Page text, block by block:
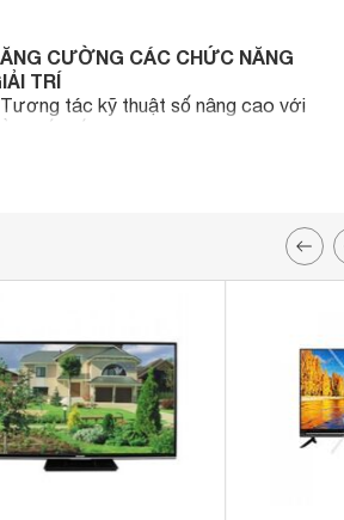
CƯỜNG CÁC CHỨC NĂNG
TRÍ
Tương tác kỹ thuật số nâng cao với
KẾ THÂN THIỆN VỚI MÔI
Tiết kiệm điện năng với Eco Mode